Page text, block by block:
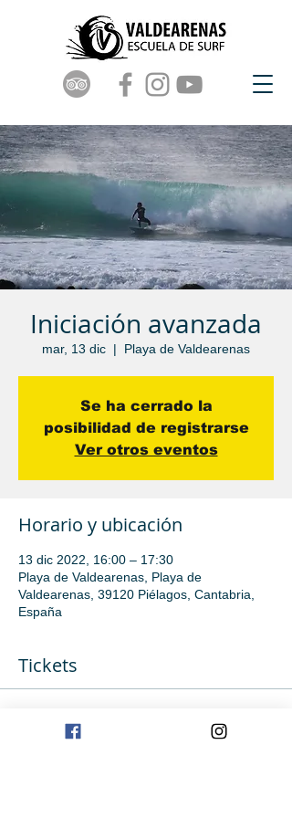
Iniciación avanzada
mar, 13 dic
  |
Playa de Valdearenas
Se ha cerrado la
posibilidad de registrarse
Ver otros eventos
Horario y ubicación
13 dic 2022, 16:00 – 17:30
Playa de Valdearenas, Playa de
Valdearenas, 39120 Piélagos, Cantabria,
España
Tickets
Venta finalizada